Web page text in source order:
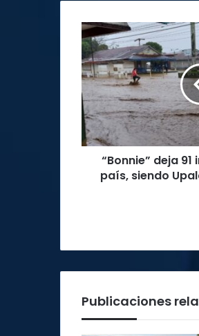
“Bonnie”
deja
91
inundaciones
en
el
país,
siendo
Upala
“Bonnie” deja
país, siendo
Publicaciones